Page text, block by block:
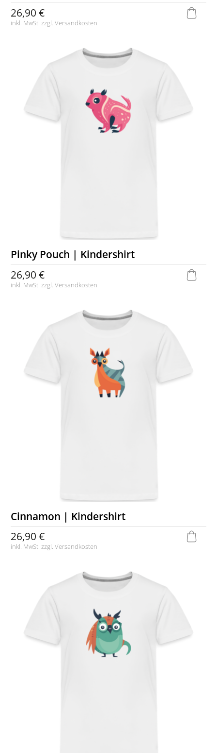
26,90 €
inkl. MwSt. zzgl.Versandkosten
Pinky Pouch | Kindershirt
26,90 €
inkl. MwSt. zzgl.Versandkosten
Cinnamon | Kindershirt
26,90 €
inkl. MwSt. zzgl.Versandkosten